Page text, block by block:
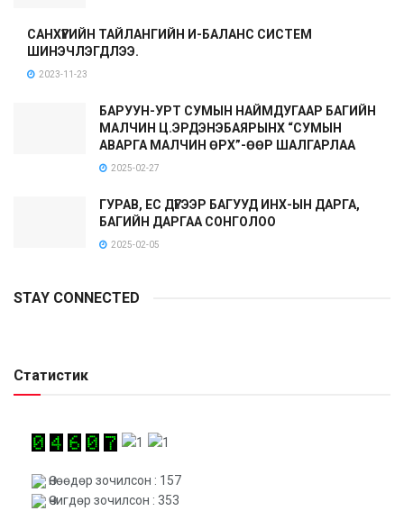
САНХҮҮГИЙН ТАЙЛАНГИЙН И-БАЛАНС СИСТЕМ
ШИНЭЧЛЭГДЛЭЭ.
2023-11-23
БАРУУН-УРТ СУМЫН НАЙМДУГААР БАГИЙН
МАЛЧИН Ц.ЭРДЭНЭБАЯРЫНХ “СУМЫН
АВАРГА МАЛЧИН ӨРХ”-ӨӨР ШАЛГАРЛАА
2025-02-27
ГУРАВ, ЕС ДҮГЭЭР БАГУУД ИНХ-ЫН ДАРГА,
БАГИЙН ДАРГАА СОНГОЛОО
2025-02-05
STAY CONNECTED
Статистик
Өнөөдөр зочилсон : 157
Өчигдөр зочилсон : 353